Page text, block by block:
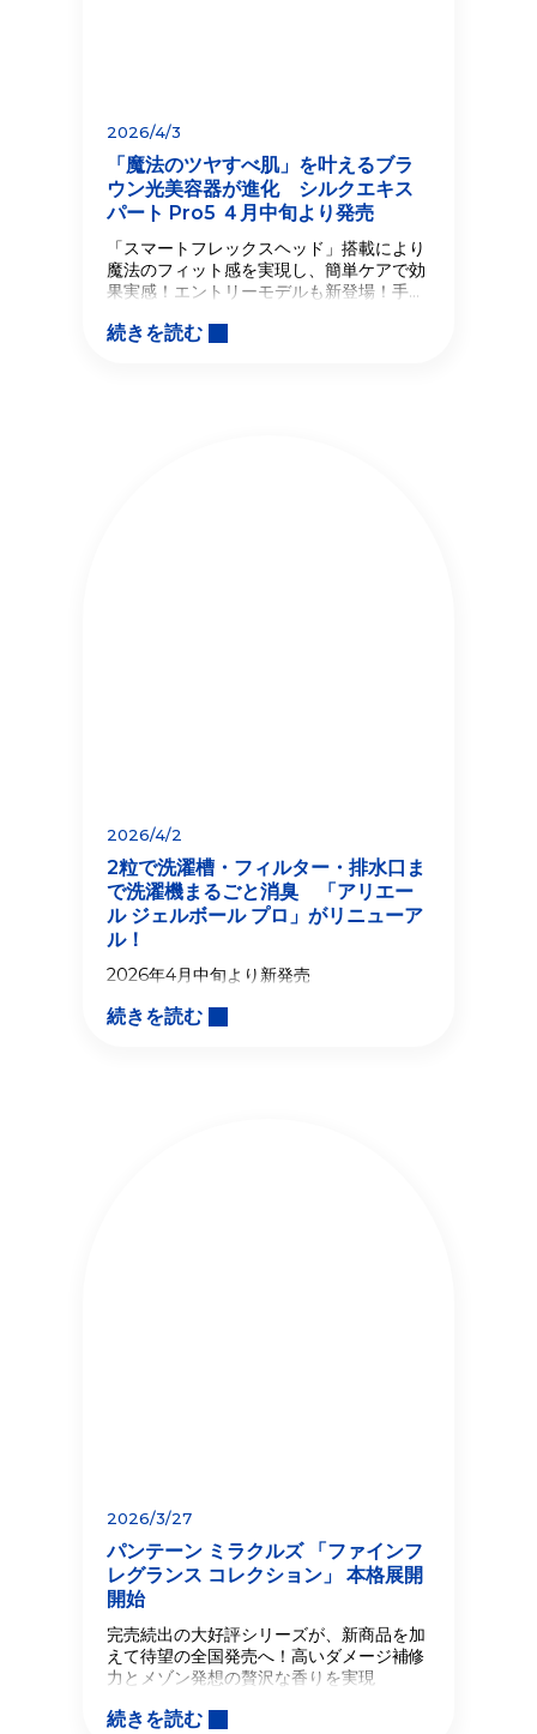
2026/4/3
「魔法のツヤすべ肌」を叶えるブラ
ウン光美容器が進化 シルクエキス
パート Pro5 ４月中旬より発売
「スマートフレックスヘッド」搭載により
魔法のフィット感を実現し、簡単ケアで効
果実感！エントリーモデルも新登場！手の
キスパートMini』
続きを読む
2026/4/2
2粒で洗濯槽・フィルター・排水口ま
で洗濯機まるごと消臭 「アリエー
ル ジェルボール プロ」がリニューア
ル！
2026年4月中旬より新発売
続きを読む
2026/3/27
パンテーン ミラクルズ 「ファインフ
レグランス コレクション」 本格展開
開始
完売続出の大好評シリーズが、新商品を加
えて待望の全国発売へ！高いダメージ補修
力とメゾン発想の贅沢な香りを実現
続きを読む